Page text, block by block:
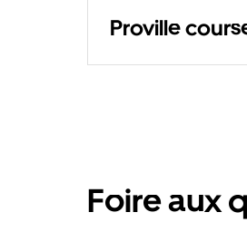
Proville
Foire aux